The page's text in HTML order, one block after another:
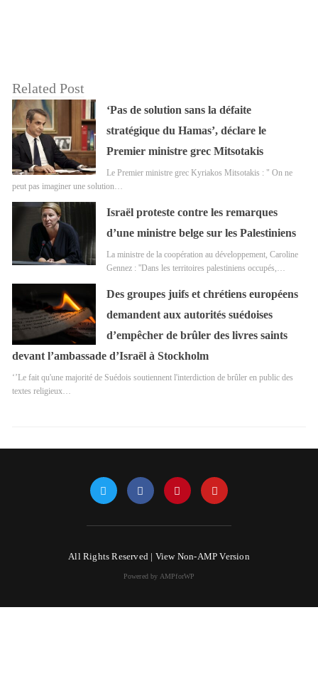
Related Post
‘Pas de solution sans la défaite
stratégique du Hamas’, déclare le
Premier ministre grec Mitsotakis
Le Premier ministre grec Kyriakos Mitsotakis : " On ne
peut pas imaginer une solution…
Israël proteste contre les remarques
d’une ministre belge sur les Palestiniens
La ministre de la coopération au développement, Caroline
Gennez : ''Dans les territoires palestiniens occupés,…
Des groupes juifs et chrétiens européens
demandent aux autorités suédoises
d’empêcher de brûler des livres saints
devant l’ambassade d’Israël à Stockholm
‘’Le fait qu'une majorité de Suédois soutiennent l'interdiction de brûler en public des
textes religieux…
All Rights Reserved | View Non-AMP Version
Powered by AMPforWP